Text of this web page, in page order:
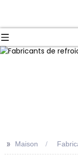
>> Maison